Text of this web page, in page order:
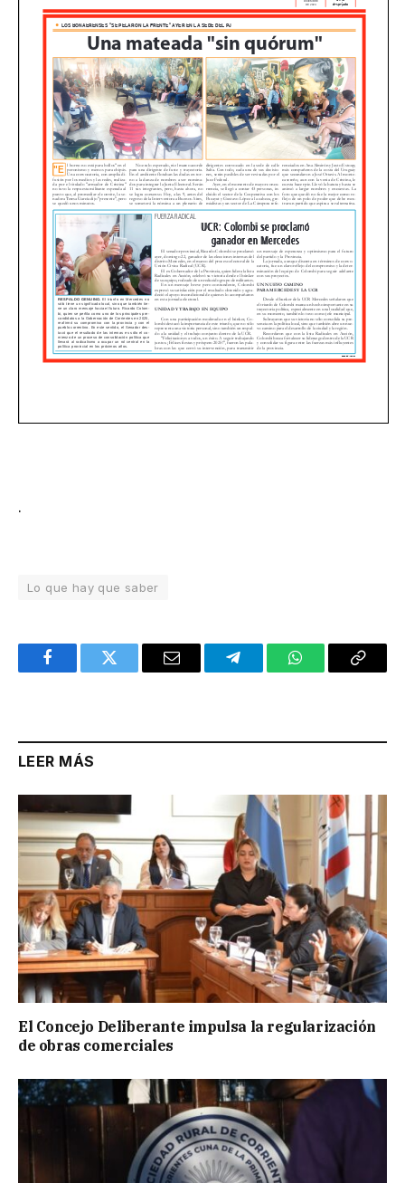
.
Lo que hay que saber
FacebookTwitter Email TelegramWhatsAppCopy
LEER MÁS
El Concejo Deliberante impulsa la regularización
de obras comerciales